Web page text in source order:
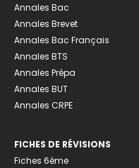
Annales Bac
Annales Brevet
Annales Bac Français
Annales BTS
Annales Prépa
Annales BUT
Annales CRPE
FICHES DE RÉVISIONS
Fiches 6ème